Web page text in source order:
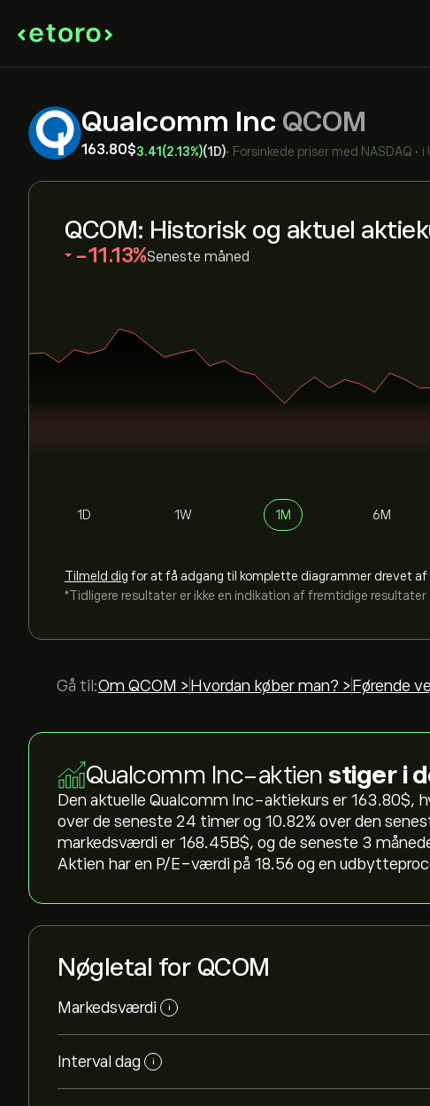
Qualcomm Inc QCOM
163.80‎$‎3.41 (2.13%)(1D)• Forsinkede priser med NASDAQ • i
QCOM: Historisk og aktuel
‎-11.13‎ Seneste måned
1D 1W 1M 6M
Tilmeld dig for at få adgang til komplette diagrammer drevet af
*Tidligere resultater er ikke en indikation af fremtidige resultater
Gå til:Om QCOM > Hvordan køber man? > Førende
Qualcomm Inc-aktien stiger i
Den aktuelle Qualcomm Inc-aktiekurs er 163.80‎$‎,
over de seneste 24 timer og ‎10.82‎% over den
markedsværdi er 168.45B‎$‎, og de seneste 3
Aktien har en P/E-værdi på 18.56 og en
Nøgletal for QCOM
Markedsværdi i
Interval dag i